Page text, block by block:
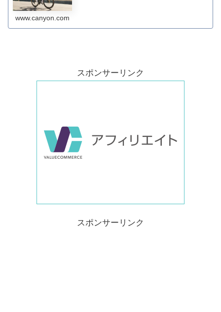
www.canyon.com
スポンサーリンク
スポンサーリンク